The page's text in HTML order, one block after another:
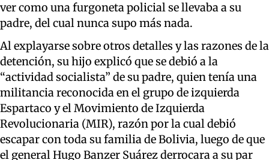
ver como una furgoneta policial se llevaba a su
padre, del cual nunca supo más nada.
Al explayarse sobre otros detalles y las razones de la
detención, su hijo explicó que se debió a la
“actividad socialista” de su padre, quien tenía una
militancia reconocida en el grupo de izquierda
Espartaco y el Movimiento de Izquierda
Revolucionaria (MIR), razón por la cual debió
escapar con toda su familia de Bolivia, luego de que
el general Hugo Banzer Suárez derrocara a su par